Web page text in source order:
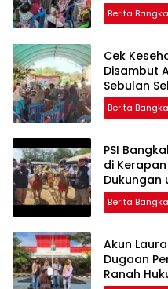
Berita
Cek
Disambut
Sebulan
Berita
PSI
di Kerapan
Dukungan
Berita
Akun
Dugaan
Ranah